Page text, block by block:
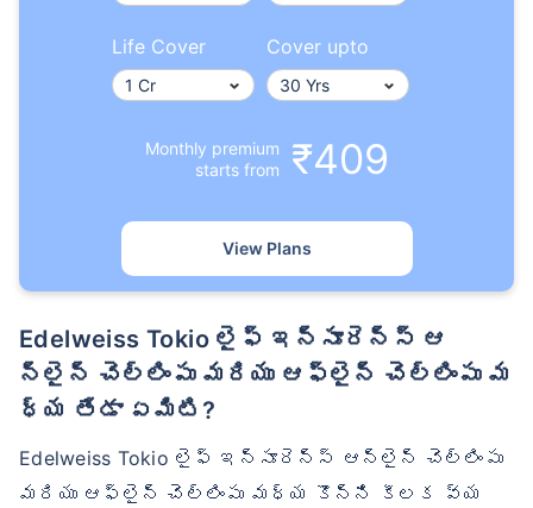
Life Cover Cover upto
Monthly premium
starts from
₹409
View Plans
Edelweiss Tokio లైఫ్ ఇన్సూరెన్స్ ఆ
న్‌లైన్ చెల్లింపు మరియు ఆఫ్‌లైన్ చెల్లింపు మ
ధ్య తేడా ఏమిటి?
Edelweiss Tokio లైఫ్ ఇన్సూరెన్స్ ఆన్‌లైన్ చెల్లింపు
మరియు ఆఫ్‌లైన్ చెల్లింపు మధ్య కొన్ని కీలక వ్య
₹ 1,376/నెల*
మీ కుటుంబం యొక్క భద్రత కేవలం ఒక అడుగు దూరంలో ఉంది
సరైన ప్లాన్‌ను ఎంచుకోండి
వ్యాధులు లేని వ్యక్తికి, 36 సంవత్సరాల వయసు వరకు కవరేజ్. *₹630/నెల 1 కోటి టర్మ్
సంవత్సరాల వయసు వరకు కవరేజ్. . *₹1,376/నెల 1 కోటి టర్మ్ లైఫ్ ఇన్సూరెన్స్‌కు ప్రారంభ
ధర — పొగాకు తాగని, ముందే ఉన్న వ్యాధులు లేని వ్యక్తికి, 56 సంవత్సరాల వయసు వరకు